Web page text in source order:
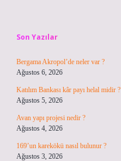
Son Yazılar
Bergama Akropol’de neler var ?
Ağustos 6, 2026
Katılım Bankası kâr payı helal midir ?
Ağustos 5, 2026
Avan yapı projesi nedir ?
Ağustos 4, 2026
169’un karekökü nasıl bulunur ?
Ağustos 3, 2026